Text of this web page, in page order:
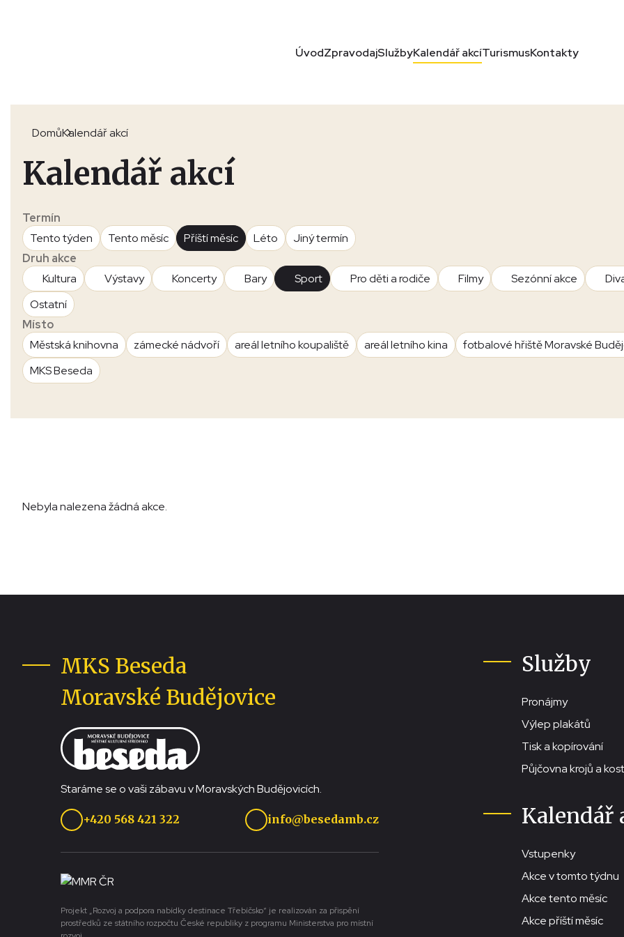
ÚvodZpravodajSlužbyKalendář akcíTurismusKontakty
DomůKalendář akcí
Kalendář akcí
Termín
Tento týden
Tento měsíc Příští měsíc Léto
Jiný termín
Druh akce
Kultura
Výstavy Koncerty Bary Sport Pro děti a rodiče Filmy Sezónní akce
Ostatní
Místo
Městská knihovna
zámecké nádvoří areál letního koupaliště areál letního kina
fotbalové hřiště Moravské
MKS Beseda
Nebyla nalezena žádná akce.
MKS Beseda
Moravské Budějovice
Staráme se o vaši zábavu v Moravských Budějovicích.
+420 568 421 322 info@besedamb.cz
Projekt „Rozvoj a podpora nabídky destinace Třebíčsko“ je realizován za přispění
prostředků ze státního rozpočtu České republiky z programu Ministerstva pro místní
Služby
Pronájmy
Výlep plakátů
Tisk a kopírování
Půjčovna krojů a
Kalendář
Vstupenky
Akce v tomto týdnu
Akce tento měsíc
Akce příští měsíc